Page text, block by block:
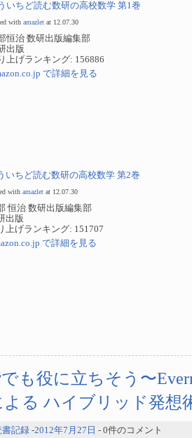
いちど読む数研の高校数学 第1巻
with amazlet at 12.07.30
恒治 数研出版編集部
出版
上げランキング: 156886
で詳細を見る
いちど読む数研の高校数学 第2巻
with amazlet at 12.07.30
恒治 数研出版編集部
出版
上げランキング: 151707
で詳細を見る
も役に立ちそう〜
る ハイブリッド発想
書記録 -2012年7月27日 - 0件のコメント